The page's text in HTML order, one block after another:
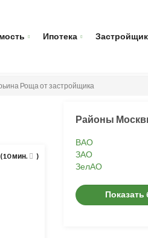
Ипотека
Роща от застройщика
мин. )
Районы
ВАО
ЗАО
ЗелАО